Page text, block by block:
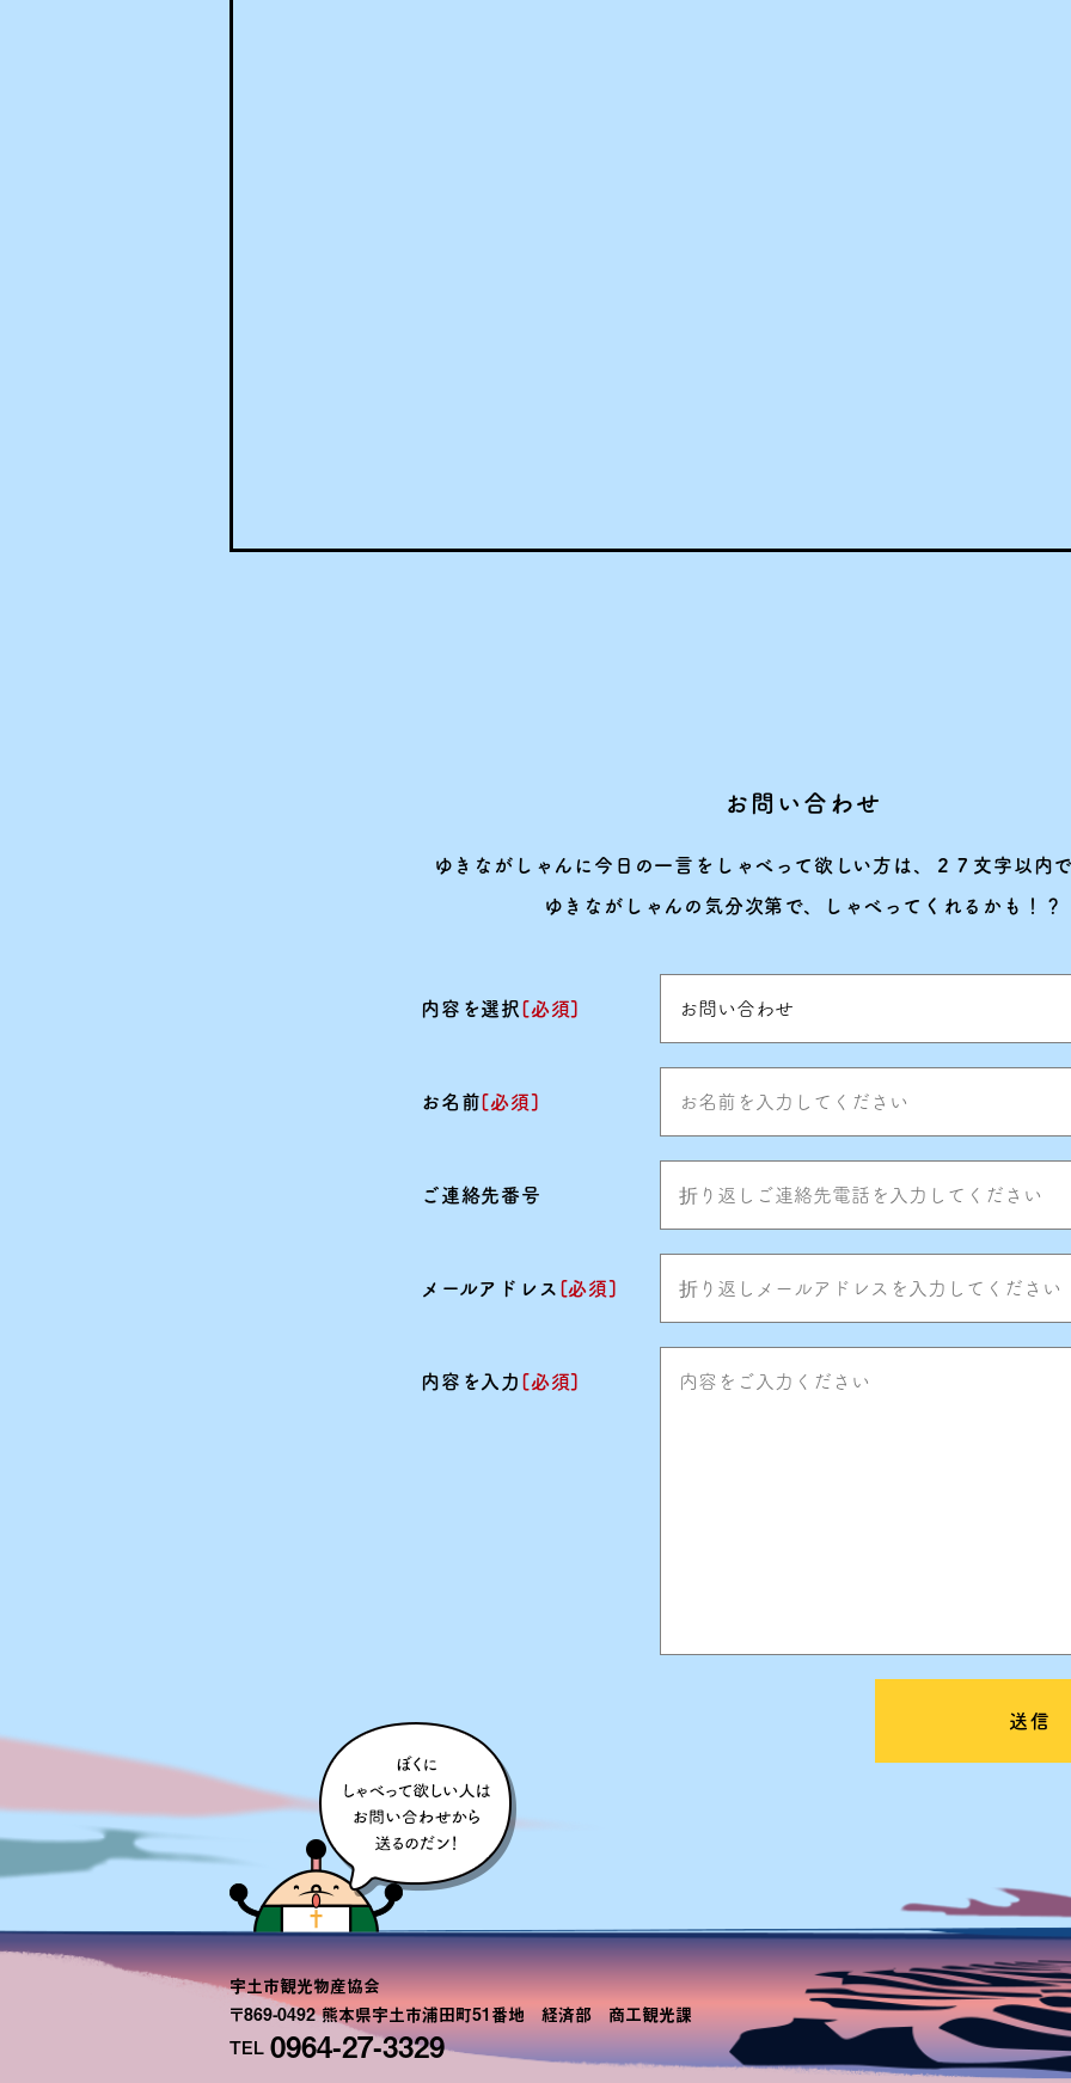
お問い合わせ
ゆきながしゃんに今日の一言をしゃべって欲しい方は、２７文字以内で
ゆきながしゃんの気分次第で、しゃべってくれるかも！？
内容を選択[必須]
お名前[必須]
ご連絡先番号
メールアドレス [必須]
内容を入力 [必須]
宇土市観光物産協会
〒869-0492 熊本県宇土市浦田町51番地 経済部 商工観光課
TEL 0964-27-3329